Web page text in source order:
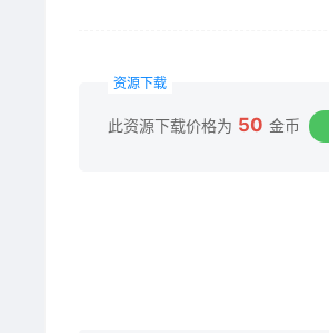
资源下载
此资源下载价格为 50 金币